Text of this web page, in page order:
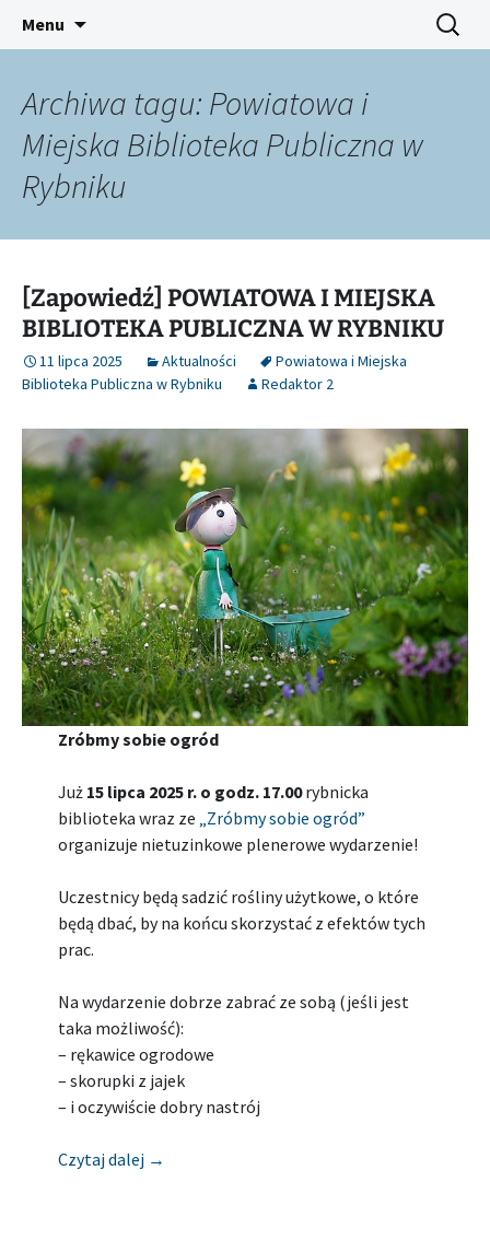
Śląski Pegaz
Platforma inicjatyw bibliotecznych
Menu Szukaj:
Archiwa tagu: Powiatowa i
Miejska Biblioteka Publiczna w
Rybniku
[Zapowiedź] POWIATOWA I MIEJSKA
BIBLIOTEKA PUBLICZNA W RYBNIKU
11 lipca 2025 Aktualności
Powiatowa i Miejska
Biblioteka Publiczna w Rybniku
Redaktor 2
Zróbmy sobie ogród
Już 15 lipca 2025 r. o godz. 17.00rybnicka
biblioteka wraz ze „Zróbmy sobie ogród”
organizuje nietuzinkowe plenerowe wydarzenie!
Uczestnicy będą sadzić rośliny użytkowe, o które
będą dbać, by na końcu skorzystać z efektów tych
prac.
Na wydarzenie dobrze zabrać ze sobą (jeśli jest
taka możliwość):
– rękawice ogrodowe
– skorupki z jajek
– i oczywiście dobry nastrój
Czytaj dalej [Zapowiedź] POWIATOWA I MIEJSKA
→